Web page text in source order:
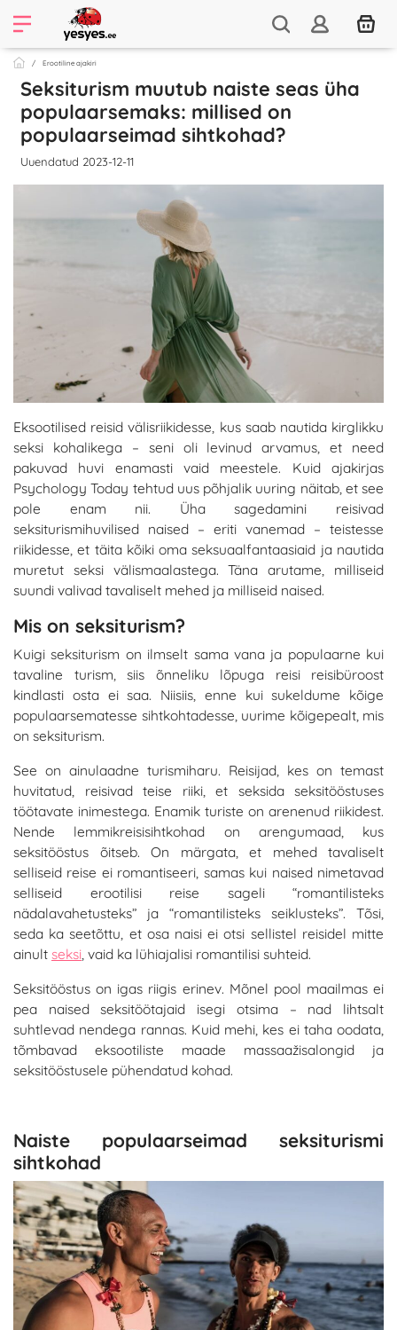
Erootiline ajakiri
Seksiturism muutub naiste seas üha
populaarsemaks: millised on
populaarseimad sihtkohad?
Uuendatud 2023-12-11
Eksootilised reisid välisriikidesse, kus saab nautida kirglikku
seksi kohalikega – seni oli levinud arvamus, et need
pakuvad huvi enamasti vaid meestele. Kuid ajakirjas
Psychology Today tehtud uus põhjalik uuring näitab, et see
pole enam nii. Üha sagedamini reisivad
seksiturismihuvilised naised – eriti vanemad – teistesse
riikidesse, et täita kõiki oma seksuaalfantaasiaid ja nautida
muretut seksi välismaalastega. Täna arutame, milliseid
suundi valivad tavaliselt mehed ja milliseid naised.
Mis on seksiturism?
Kuigi seksiturism on ilmselt sama vana ja populaarne kui
tavaline turism, siis õnneliku lõpuga reisi reisibüroost
kindlasti osta ei saa. Niisiis, enne kui sukeldume kõige
populaarsematesse sihtkohtadesse, uurime kõigepealt, mis
on seksiturism.
See on ainulaadne turismiharu. Reisijad, kes on temast
huvitatud, reisivad teise riiki, et seksida seksitööstuses
töötavate inimestega. Enamik turiste on arenenud riikidest.
Nende lemmikreisisihtkohad on arengumaad, kus
seksitööstus õitseb. On märgata, et mehed tavaliselt
selliseid reise ei romantiseeri, samas kui naised nimetavad
selliseid erootilisi reise sageli “romantilisteks
nädalavahetusteks” ja “romantilisteks seiklusteks”. Tõsi,
seda ka seetõttu, et osa naisi ei otsi sellistel reisidel mitte
ainult seksi, vaid ka lühiajalisi romantilisi suhteid.
Seksitööstus on igas riigis erinev. Mõnel pool maailmas ei
pea naised seksitöötajaid isegi otsima – nad lihtsalt
suhtlevad nendega rannas. Kuid mehi, kes ei taha oodata,
tõmbavad eksootiliste maade massaažisalongid ja
seksitööstusele pühendatud kohad.
Naiste populaarseimad seksiturismi
sihtkohad